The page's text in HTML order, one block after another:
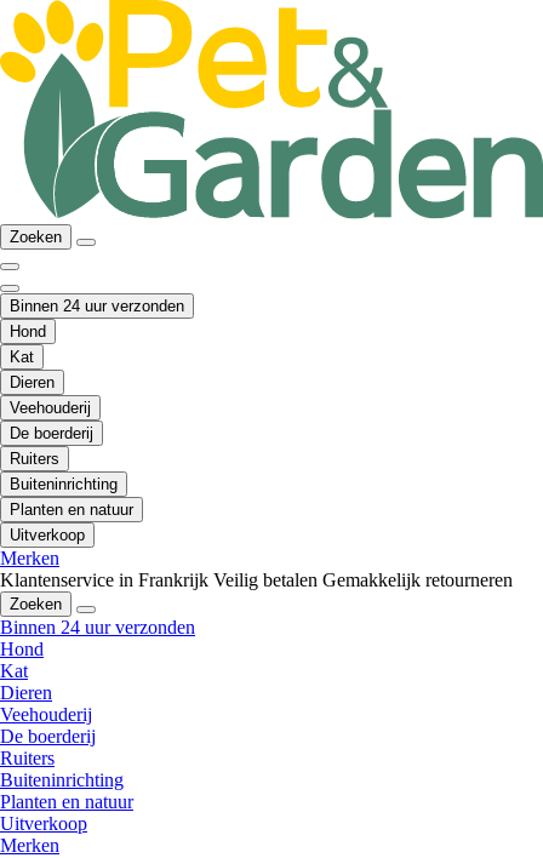
Zoeken
Binnen 24 uur verzonden
Hond
Kat
Dieren
Veehouderij
De boerderij
Ruiters
Buiteninrichting
Planten en natuur
Uitverkoop
Merken
Klantenservice in Frankrijk Veilig betalen Gemakkelijk retourneren
Zoeken
Binnen 24 uur verzonden
Hond
Kat
Dieren
Veehouderij
De boerderij
Ruiters
Buiteninrichting
Planten en natuur
Uitverkoop
Merken